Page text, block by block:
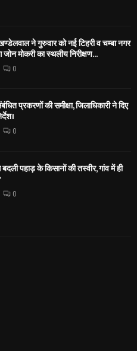
ने गुरुवार को नई टिहरी व चम्बा नगर
मोकरी का स्थलीय निरीक्षण...
0
प्रकरणों की समीक्षा, जिलाधिकारी ने दिए
0
पहाड़ के किसानों की तस्वीर, गांव में ही
0